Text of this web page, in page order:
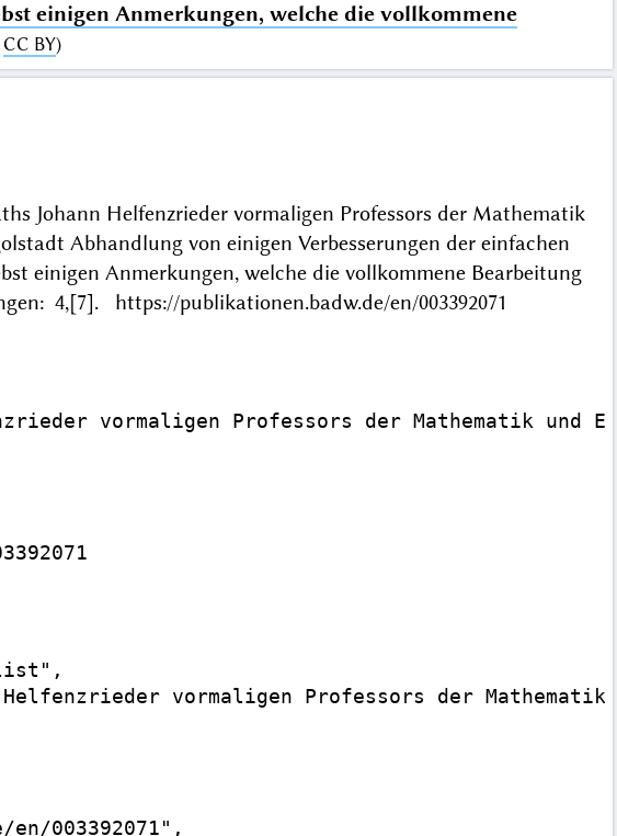
einigen Anmerkungen, welche die vollkommene
CC BY)
Johann Helfenzrieder vormaligen Professors der Mathematik
Abhandlung von einigen Verbesserungen der einfachen
einigen Anmerkungen, welche die vollkommene Bearbeitung
4,[7]. https://publikationen.badw.de/en/003392071
vormaligen Professors der Mathematik und
vormaligen Professors der Mathematik
003392071",